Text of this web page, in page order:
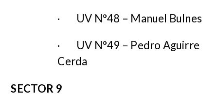
· UV N°48 – Manuel Bulnes
· UV N°49 – Pedro Aguirre
Cerda
SECTOR 9